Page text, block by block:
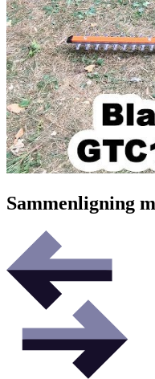
Sammenligning